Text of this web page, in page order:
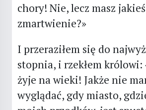
chory! Nie, lecz masz jakieś
zmartwienie?»
I przeraziłem się do
stopnia, i rzekłem
żyje na wieki! Jakże nie
wyglądać, gdy miasto,